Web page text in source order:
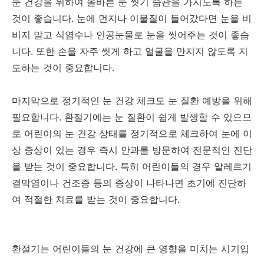
것이 좋습니다. 눈에 먼지나 이물질이 들어갔다면 눈을 비
비지 말고 식염수나 인공눈물로 눈을 씻어주는 것이 좋습
니다. 또한 손을 자주 씻게 하고 얼굴을 만지지 않도록 지
도하는 것이 중요합니다.
마지막으로 정기적인 눈 건강 체크도 눈 질환 예방을 위해
필요합니다. 환절기에는 눈 질환이 쉽게 발생할 수 있으므
로 어린이의 눈 건강 상태를 정기적으로 체크하여 눈에 이
상 증상이 있는 경우 즉시 안과를 방문하여 전문적인 진단
을 받는 것이 중요합니다. 특히 어린이들의 경우 알레르기
결막염이나 건조증 등의 증상이 나타나면 초기에 진단하
여 적절한 치료를 받는 것이 중요합니다.
환절기는 어린이들의 눈 건강에 큰 영향을 미치는 시기입